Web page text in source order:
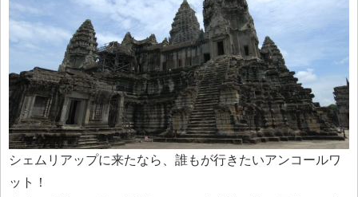
シェムリアップに来たなら、誰もが行きたいアンコールワ
ット！